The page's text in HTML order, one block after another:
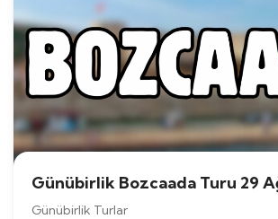
Günübirlik Bozcaada Turu 29
Günübirlik Turlar